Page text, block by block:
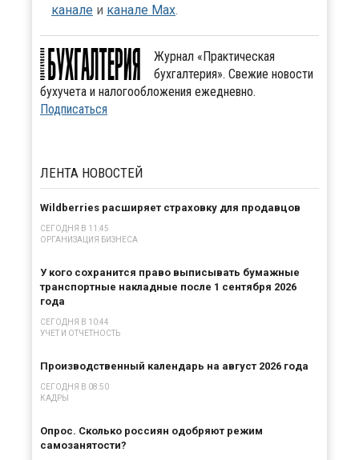
канале и канале Max.
Журнал «Практическая
бухгалтерия». Свежие новости
бухучета и налогообложения ежедневно.
Подписаться
ЛЕНТА НОВОСТЕЙ
Wildberries расширяет страховку для продавцов
СЕГОДНЯ В 11:45
ОРГАНИЗАЦИЯ БИЗНЕСА
У кого сохранится право выписывать бумажные
транспортные накладные после 1 сентября 2026
года
СЕГОДНЯ В 10:44
УЧЕТ И ОТЧЕТНОСТЬ
Производственный календарь на август 2026 года
СЕГОДНЯ В 08:50
КАДРЫ
Опрос. Сколько россиян одобряют режим
самозанятости?